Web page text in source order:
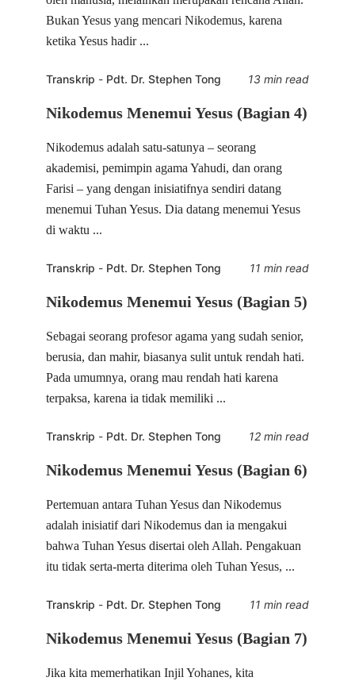
Bukan Yesus yang mencari Nikodemus, karena
ketika Yesus hadir ...
Transkrip - Pdt. Dr. Stephen Tong 13 min read
Nikodemus Menemui Yesus (Bagian 4)
Nikodemus adalah satu-satunya – seorang
akademisi, pemimpin agama Yahudi, dan orang
Farisi – yang dengan inisiatifnya sendiri datang
menemui Tuhan Yesus. Dia datang menemui Yesus
di waktu ...
Transkrip - Pdt. Dr. Stephen Tong 11 min read
Nikodemus Menemui Yesus (Bagian 5)
Sebagai seorang profesor agama yang sudah senior,
berusia, dan mahir, biasanya sulit untuk rendah hati.
Pada umumnya, orang mau rendah hati karena
terpaksa, karena ia tidak memiliki ...
Transkrip - Pdt. Dr. Stephen Tong 12 min read
Nikodemus Menemui Yesus (Bagian 6)
Pertemuan antara Tuhan Yesus dan Nikodemus
adalah inisiatif dari Nikodemus dan ia mengakui
bahwa Tuhan Yesus disertai oleh Allah. Pengakuan
itu tidak serta-merta diterima oleh Tuhan Yesus, ...
Transkrip - Pdt. Dr. Stephen Tong 11 min read
Nikodemus Menemui Yesus (Bagian 7)
Jika kita memerhatikan Injil Yohanes, kita